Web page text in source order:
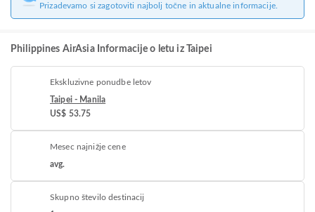
Prizadevamo si zagotoviti najbolj točne in aktualne informacije.
Philippines AirAsia Informacije o letu iz Taipei
Ekskluzivne ponudbe letov
Taipei - Manila
US$ 53.75
Mesec najnižje cene
avg.
Skupno število destinacij